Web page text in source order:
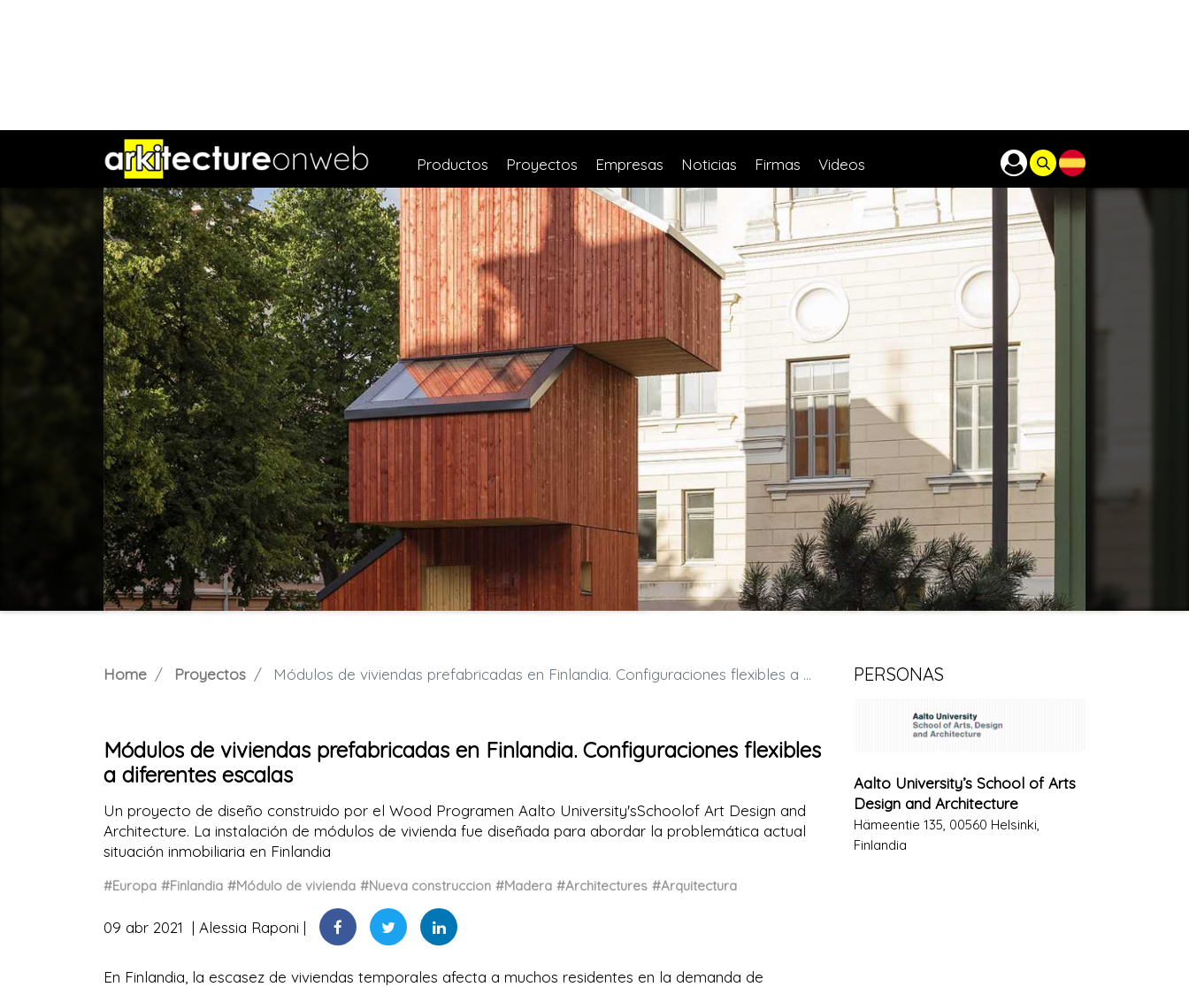
Productos Proyectos Empresas Noticias Firmas Videos
Home Proyectos Módulos de viviendas prefabricadas en Finlandia. Configuraciones flexibles a diferentes escalas
Módulos de viviendas prefabricadas en Finlandia. Configuraciones flexibles
a diferentes escalas
Un proyecto de diseño construido por el Wood Programen Aalto University'sSchoolof Art Design and
Architecture. La instalación de módulos de vivienda fue diseñada para abordar la problemática actual
situación inmobiliaria en Finlandia
#Europa #Finlandia #Módulo de vivienda #Nueva construccion #Madera #Architectures #Arquitectura
09 abr 2021 Alessia Raponi
En Finlandia, la escasez de viviendas temporales afecta a muchos residentes en la demanda de
PERSONAS
Aalto University’s School of Arts
Design and Architecture
Hämeentie 135, 00560 Helsinki,
Finlandia